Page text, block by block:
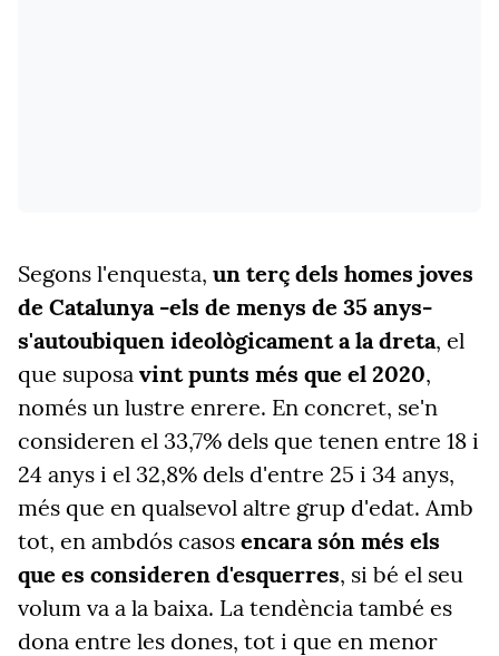
Segons l'enquesta, un terç dels homes joves
de Catalunya -els de menys de 35 anys-
s'autoubiquen ideològicament a la dreta, el
que suposa vint punts més que el 2020,
només un lustre enrere. En concret, se'n
consideren el 33,7% dels que tenen entre 18 i
24 anys i el 32,8% dels d'entre 25 i 34 anys,
més que en qualsevol altre grup d'edat. Amb
tot, en ambdós casos encara són més els
que es consideren d'esquerres, si bé el seu
volum va a la baixa. La tendència també es
dona entre les dones, tot i que en menor